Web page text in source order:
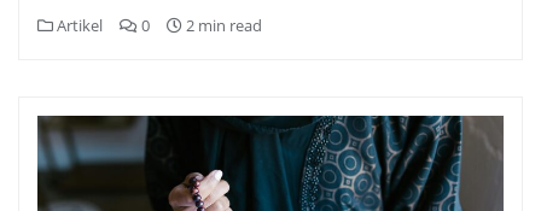
Artikel 0 2 min read